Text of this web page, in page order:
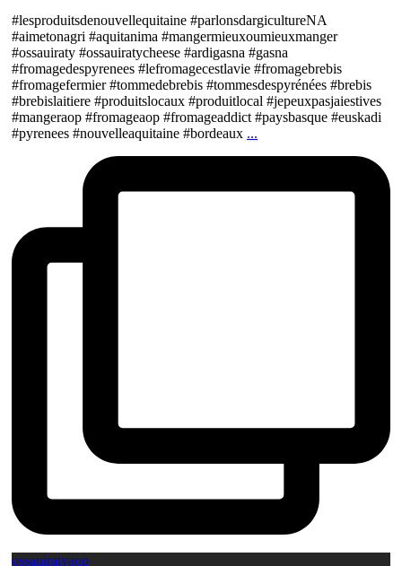
#lesproduitsdenouvellequitaine #parlonsdargicultureNA
#aimetonagri #aquitanima #mangermieuxoumieuxmanger
#ossauiraty #ossauiratycheese #ardigasna #gasna
#fromagedespyrenees #lefromagecestlavie #fromagebrebis
#fromagefermier #tommedebrebis #tommesdespyrénées #brebis
#brebislaitiere #produitslocaux #produitlocal #jepeuxpasjaiestives
#mangeraop #fromageaop #fromageaddict #paysbasque #euskadi
#pyrenees #nouvelleaquitaine #bordeaux ...
ossauiratyaop